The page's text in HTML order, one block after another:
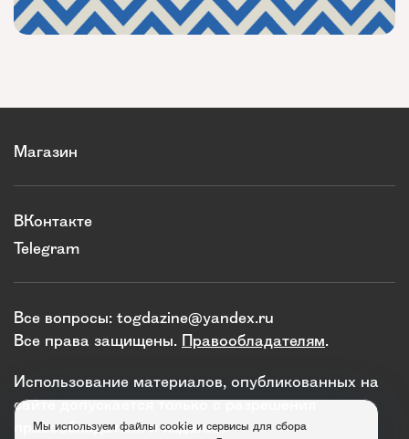
Магазин
ВКонтакте
Telegram
Все вопросы: togdazine@yandex.ru
Все права защищены. Правообладателям.
Использование материалов, опубликованных на
сайте допускается только с разрешения
правообладателя и издания.
Мы используем файлы cookie и сервисы для сбора